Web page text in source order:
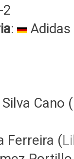
2
: Adidas
Cano (
Ferreira (